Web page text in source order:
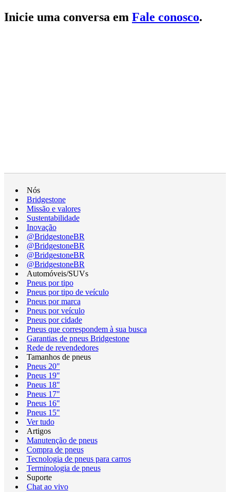
Inicie uma conversa em Fale conosco.
Nós
Bridgestone
Missão e valores
Sustentabilidade
Inovação
@BridgestoneBR
@BridgestoneBR
@BridgestoneBR
@BridgestoneBR
Automóveis/SUVs
Pneus por tipo
Pneus por tipo de veículo
Pneus por marca
Pneus por veículo
Pneus por cidade
Pneus que correspondem à sua busca
Garantias de pneus Bridgestone
Rede de revendedores
Tamanhos de pneus
Pneus 20"
Pneus 19"
Pneus 18"
Pneus 17"
Pneus 16"
Pneus 15"
Ver tudo
Artigos
Manutenção de pneus
Compra de pneus
Tecnologia de pneus para carros
Terminologia de pneus
Suporte
Chat ao vivo